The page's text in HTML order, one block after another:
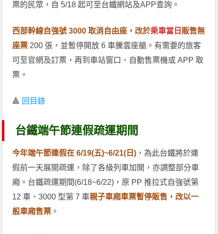
票的民眾，自 5/18 起可至台鐵網站及APP查詢。
西部幹線自強號 3000 取消自由座，改於乘車當日 販售無
座票 200 張，並暫停開放 6 車騰雲座艙。有需要的旅客
可至官網及訂票，再到車站窗口、自動售票機或 APP 取
票。
🔺 回目錄
台鐵端午節連假疏運期間
今年端午節連假在 6/19(五)~6/21(日) ，為此台鐵將於連
假前一天展開疏運，除了各級列車加開，亦調整部分車
廂。台鐵疏運期間(6/18~6/22)，原 PP 推拉式自強號第
12 車、3000 型第 7 車親子車廂車票暫停販售，改以一
般車廂售票 。